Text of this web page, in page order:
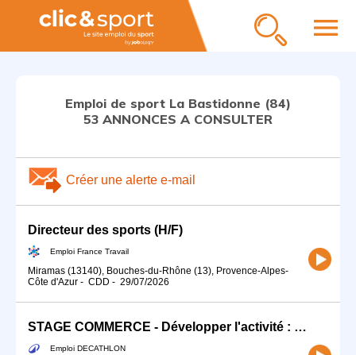
menu
Emploi de sport La Bastidonne (84)
53 ANNONCES A CONSULTER
Créer une alerte e-mail
Directeur des sports (H/F)
Emploi France Travail
Miramas (13140), Bouches-du-Rhône (13), Provence-Alpes-
Côte d'Azur - CDD - 29/07/2026
STAGE COMMERCE - Développer l'activité : Sports Co, Raquettes Golf (H/F)
Emploi DECATHLON